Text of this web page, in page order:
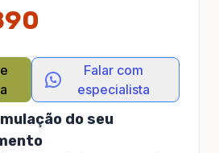
Falar com
especialista
do seu